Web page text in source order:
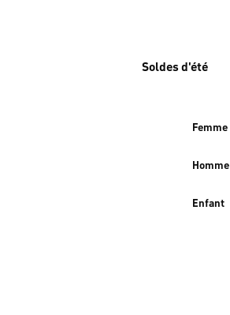
Soldes d'été
Femme
Homme
Enfant